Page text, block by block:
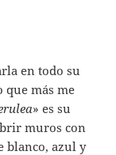
en todo su
que más me
» es su
muros con
blanco, azul y